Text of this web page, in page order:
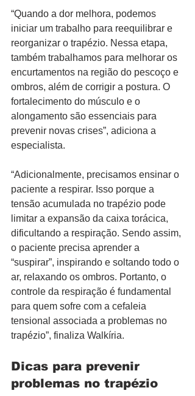
“Quando a dor melhora, podemos
iniciar um trabalho para reequilibrar e
reorganizar o trapézio. Nessa etapa,
também trabalhamos para melhorar os
encurtamentos na região do pescoço e
ombros, além de corrigir a postura. O
fortalecimento do músculo e o
alongamento são essenciais para
prevenir novas crises”, adiciona a
especialista.
“Adicionalmente, precisamos ensinar o
paciente a respirar. Isso porque a
tensão acumulada no trapézio pode
limitar a expansão da caixa torácica,
dificultando a respiração. Sendo assim,
o paciente precisa aprender a
“suspirar”, inspirando e soltando todo o
ar, relaxando os ombros. Portanto, o
controle da respiração é fundamental
para quem sofre com a cefaleia
tensional associada a problemas no
trapézio”, finaliza Walkíria.
Dicas para prevenir
problemas no trapézio